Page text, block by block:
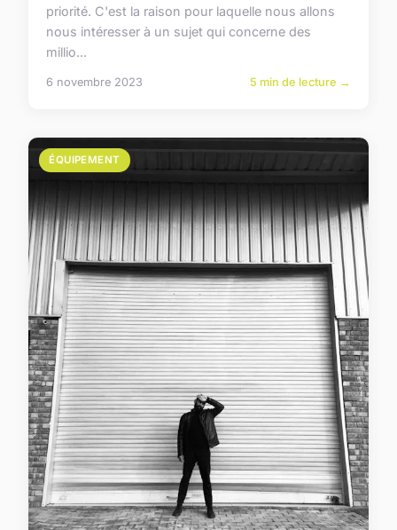
priorité. C'est la raison pour laquelle nous allons
nous intéresser à un sujet qui concerne des
millio...
6 novembre 2023 5 min de lecture →
ÉQUIPEMENT